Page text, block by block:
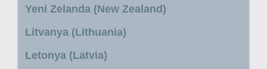
Yeni Zelanda (New Zealand)
Litvanya (Lithuania)
Letonya (Latvia)